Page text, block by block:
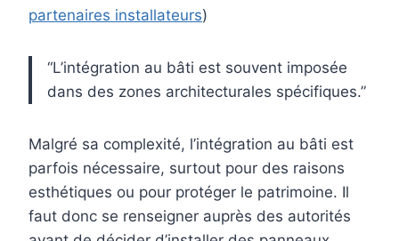
partenaires installateurs)
“L’intégration au bâti est souvent imposée
dans des zones architecturales spécifiques.”
Malgré sa complexité, l’intégration au bâti est
parfois nécessaire, surtout pour des raisons
esthétiques ou pour protéger le patrimoine. Il
faut donc se renseigner auprès des autorités